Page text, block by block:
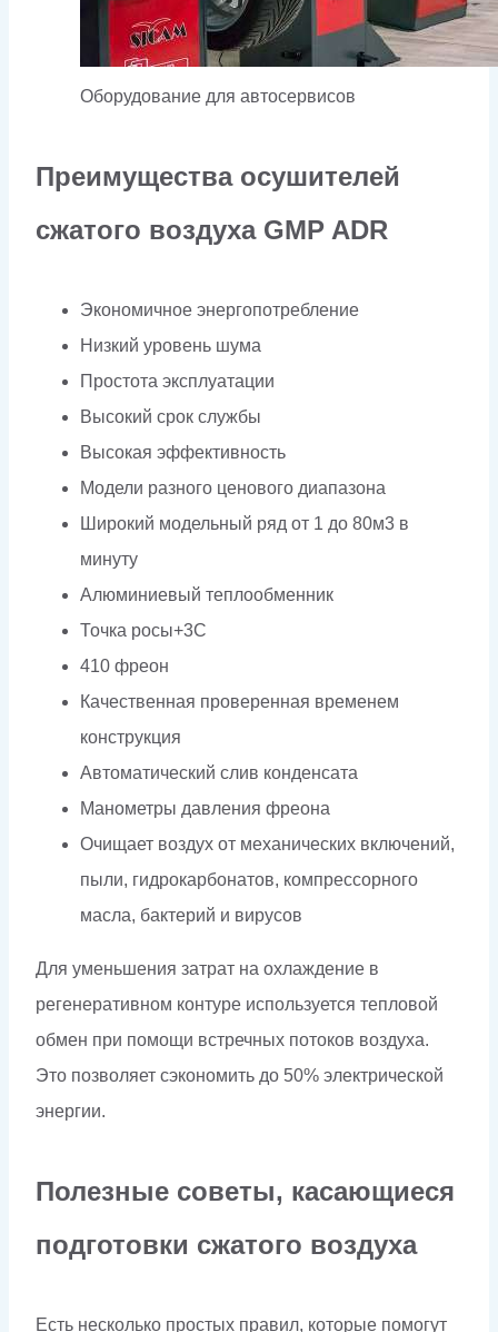
Оборудование для автосервисов
Преимущества осушителей
сжатого воздуха GMP ADR
Экономичное энергопотребление
Низкий уровень шума
Простота эксплуатации
Высокий срок службы
Высокая эффективность
Модели разного ценового диапазона
Широкий модельный ряд от 1 до 80м3 в
минуту
Алюминиевый теплообменник
Точка росы+3С
410 фреон
Качественная проверенная временем
конструкция
Автоматический слив конденсата
Манометры давления фреона
Очищает воздух от механических включений,
пыли, гидрокарбонатов, компрессорного
масла, бактерий и вирусов
Для уменьшения затрат на охлаждение в
регенеративном контуре используется тепловой
обмен при помощи встречных потоков воздуха.
Это позволяет сэкономить до 50% электрической
энергии.
Полезные советы, касающиеся
подготовки сжатого воздуха
Есть несколько простых правил, которые помогут